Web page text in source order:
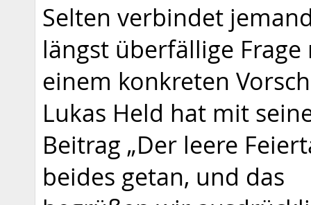
Selten verbindet
längst überfällige Frage
einem konkreten
Lukas Held hat mit
Beitrag „Der leere
beides getan, und das